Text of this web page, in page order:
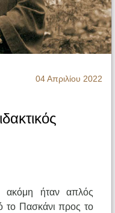
04 Απριλίου 2022
ήταν απλός
το Πασκάνι προς το